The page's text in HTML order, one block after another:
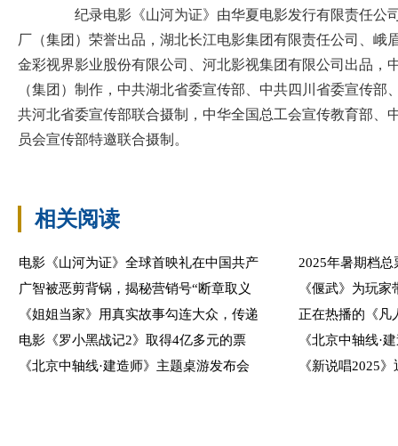
纪录电影《山河为证》由华夏电影发行有限责任公
厂（集团）荣誉出品，湖北长江电影集团有限责任公司、峨
金彩视界影业股份有限公司、河北影视集团有限公司出品，
（集团）制作，中共湖北省委宣传部、中共四川省委宣传部
共河北省委宣传部联合摄制，中华全国总工会宣传教育部、
员会宣传部特邀联合摄制。
相关阅读
电影《山河为证》全球首映礼在中国共产
2025年暑期档
广智被恶剪背锅，揭秘营销号“断章取义
《偃武》为玩
《姐姐当家》用真实故事勾连大众，传递
正在热播的《凡
电影《罗小黑战记2》取得4亿多元的票
《北京中轴线·
《北京中轴线·建造师》主题桌游发布会
《新说唱2025